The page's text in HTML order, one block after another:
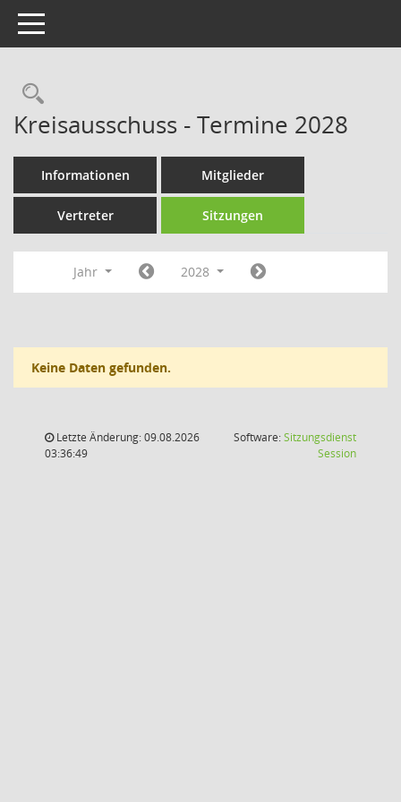
Toggle navigation
Rechercheauswahl
Kreisausschuss - Termine 2028
Informationen Mitglieder
Vertreter Sitzungen
Jahr 2028
Keine Daten gefunden.
Letzte Änderung: 09.08.2026
03:36:49
Software:Sitzungsdienst
Session(Wird in